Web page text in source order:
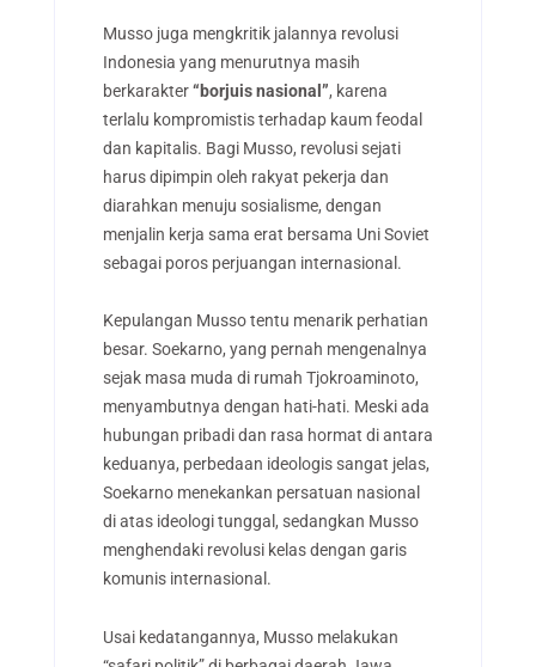
Musso juga mengkritik jalannya revolusi
Indonesia yang menurutnya masih
berkarakter“borjuis nasional”, karena
terlalu kompromistis terhadap kaum feodal
dan kapitalis. Bagi Musso, revolusi sejati
harus dipimpin oleh rakyat pekerja dan
diarahkan menuju sosialisme, dengan
menjalin kerja sama erat bersama Uni Soviet
sebagai poros perjuangan internasional.
Kepulangan Musso tentu menarik perhatian
besar. Soekarno, yang pernah mengenalnya
sejak masa muda di rumah Tjokroaminoto,
menyambutnya dengan hati-hati. Meski ada
hubungan pribadi dan rasa hormat di antara
keduanya, perbedaan ideologis sangat jelas,
Soekarno menekankan persatuan nasional
di atas ideologi tunggal, sedangkan Musso
menghendaki revolusi kelas dengan garis
komunis internasional.
Usai kedatangannya, Musso melakukan